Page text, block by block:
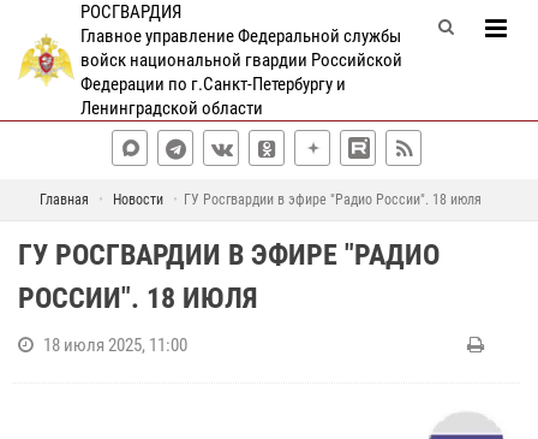
РОСГВАРДИЯ
Главное управление Федеральной службы
войск национальной гвардии Российской
Федерации по г.Санкт-Петербургу и
Ленинградской области
Главная Новости ГУ Росгвардии в эфире "Радио России". 18 июля
ГУ РОСГВАРДИИ В ЭФИРЕ "РАДИО
РОССИИ". 18 ИЮЛЯ
18 июля 2025, 11:00